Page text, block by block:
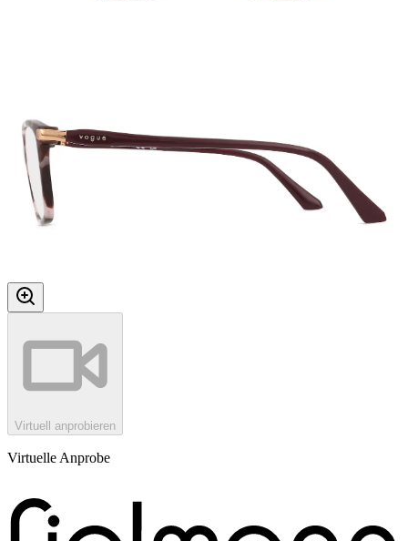
Virtuell anprobieren
Virtuelle Anprobe